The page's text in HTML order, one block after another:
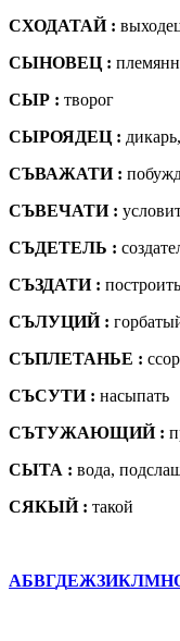
СХОДАТАЙ :
СЫНОВЕЦ :
СЫР : творог
СЫРОЯДЕЦ :
СЪВАЖАТИ :
СЪВЕЧАТИ :
СЪДЕТЕЛЬ :
СЪЗДАТИ :
СЪЛУЦИЙ :
СЪПЛЕТАНЬЕ :
СЪСУТИ : насыпать
СЪТУЖАЮЩИЙ :
СЫТА : вода,
СЯКЫЙ : такой
АБВГДЕЖЗИКЛМН